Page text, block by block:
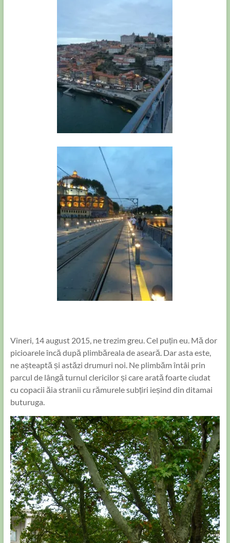
Vineri, 14 august 2015, ne trezim greu. Cel puțin eu. Mă dor
picioarele încă după plimbăreala de aseară. Dar asta este,
ne așteaptă și astăzi drumuri noi. Ne plimbăm întâi prin
parcul de lângă turnul clericilor și care arată foarte ciudat
cu copacii ăia stranii cu rămurele subțiri ieșind din ditamai
buturuga.